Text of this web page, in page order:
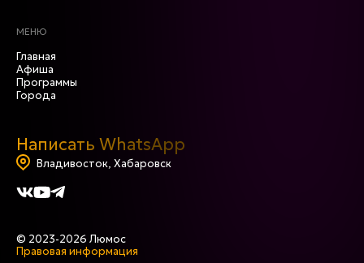
МЕНЮ
Главная
Афиша
Программы
Города
Написать WhatsApp
Владивосток, Хабаровск
© 2023-2026 Люмос
Правовая информация